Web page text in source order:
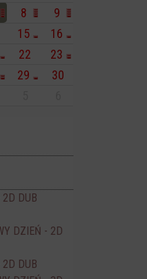
8
9
15
16
22
23
29
30
2D DUB
DZIEŃ - 2D
2D DUB